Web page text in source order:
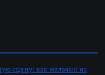
сцену: как мальчик из